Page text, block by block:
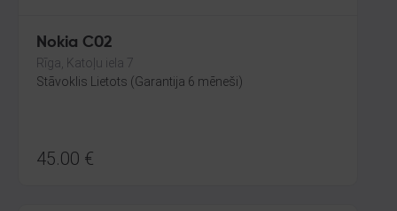
Nokia C02
Rīga, Katoļu iela 7
Stāvoklis Lietots (Garantija 6 mēneši)
45.00 €